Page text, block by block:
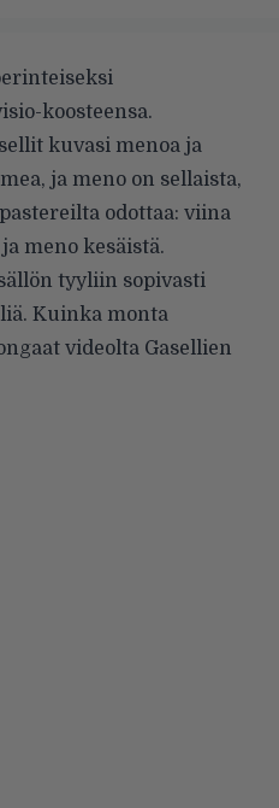
koosteensa.
kuvasi menoa ja
ja meno on sellaista,
odottaa: viina
meno kesäistä.
tyyliin sopivasti
Kuinka monta
videolta Gasellien